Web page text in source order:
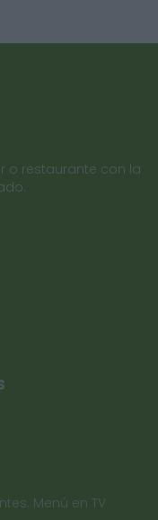
o restaurante con la
Menú en TV